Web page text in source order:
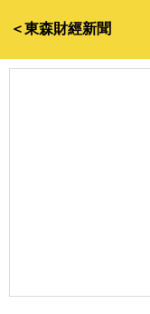
＜東森財經新聞